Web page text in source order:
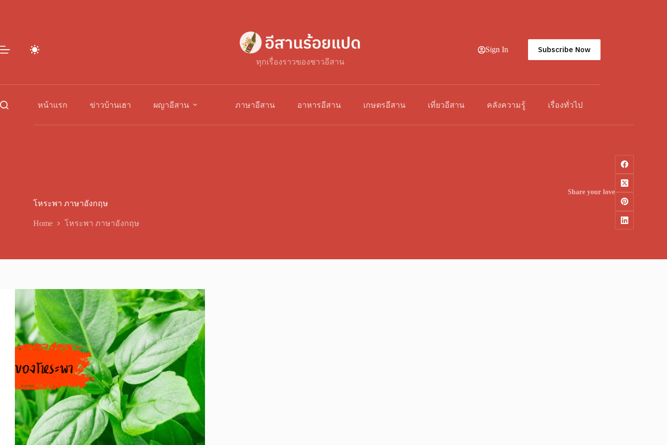
ทุกเรื่องราวของชาวอีสาน
Sign In Subscribe Now
หน้าแรก ข่าวบ้านเฮา ผญาอีสาน ภาษาอีสาน อาหารอีสาน เกษตรอีสาน เที่ยวอีสาน คลังความรู้ เรื่องทั่วไป
โหระพา ภาษาอังกฤษ
Home โหระพา ภาษาอังกฤษ
Share your love